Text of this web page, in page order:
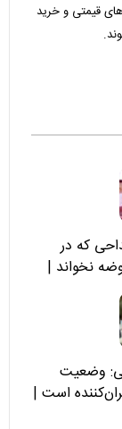
قیمتی و خرید
که در
نخواند |
آقا مرتضی
ببینند
وضعیت
۳۶۰ نگران‌کننده است |